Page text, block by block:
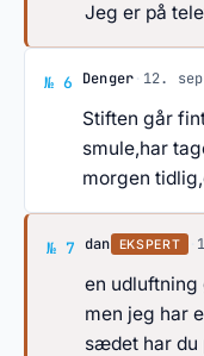
Jeg er på
№ 6 Svar af
Denger· 12.
Stiften går
smule,har
morgen
№ 7 Svar af dan
dan EKSPERT
en udluftning
men jeg har
sædet har